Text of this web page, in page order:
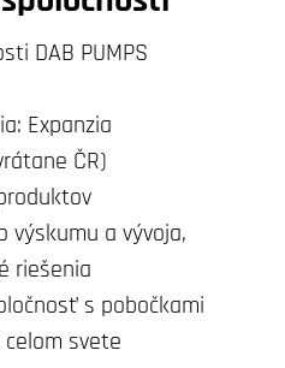
DAB PUMPS
Expanzia
ČR)
výskumu a vývoja,
riešenia
s pobočkami
svete